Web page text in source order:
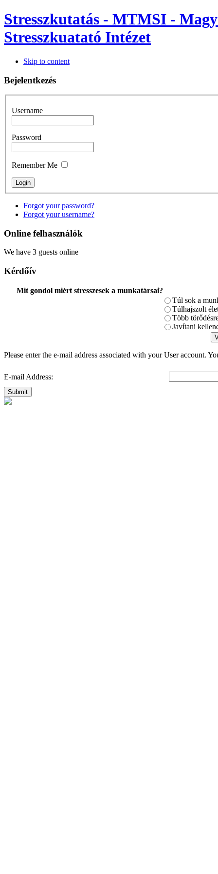
Stresszkutatás - MTMSI -
Stresszkuatató Intézet
Skip to content
Bejelentkezés
Username
Password
Remember Me
Forgot your password?
Forgot your username?
Online felhasználók
We have 3 guests online
Kérdőív
Mit gondol miért stresszesek a munkatársai?
Túl sok a
Túlhajszolt
Több
Javítani
Please enter the e-mail address associated with your User account.
E-mail Address:
Submit